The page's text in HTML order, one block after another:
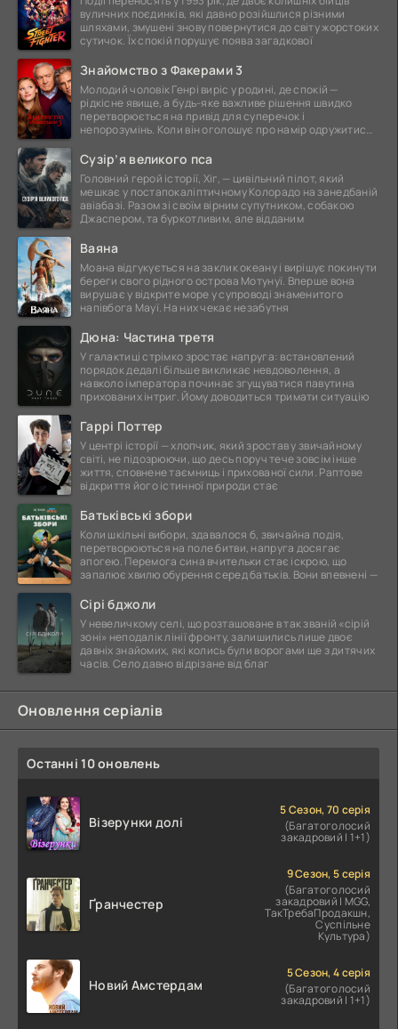
вуличних поєдинків, які давно розійшлися різними
шляхами, змушені знову повернутися до світу жорстоких
сутичок. Їх спокій порушує поява загадкової
Знайомство з Факерами 3
Молодий чоловік Генрі виріс у родині, де спокій —
рідкісне явище, а будь-яке важливе рішення швидко
перетворюється на привід для суперечок і
непорозумінь. Коли він оголошує про намір одружитися,
Сузір’я великого пса
Головний герой історії, Хіг, — цивільний пілот, який
мешкає у постапокаліптичному Колорадо на занедбаній
авіабазі. Разом зі своїм вірним супутником, собакою
Джаспером, та буркотливим, але відданим
Ваяна
Моана відгукується на заклик океану і вирішує покинути
береги свого рідного острова Мотунуї. Вперше вона
вирушає у відкрите море у супроводі знаменитого
напівбога Мауї. На них чекає незабутня
Дюна: Частина третя
У галактиці стрімко зростає напруга: встановлений
порядок дедалі більше викликає невдоволення, а
навколо імператора починає згущуватися павутина
прихованих інтриг. Йому доводиться тримати ситуацію
Гаррі Поттер
У центрі історії — хлопчик, який зростав у звичайному
світі, не підозрюючи, що десь поруч тече зовсім інше
життя, сповнене таємниць і прихованої сили. Раптове
відкриття його істинної природи стає
Батьківські збори
Коли шкільні вибори, здавалося б, звичайна подія,
перетворюються на поле битви, напруга досягає
апогею. Перемога сина вчительки стає іскрою, що
запалює хвилю обурення серед батьків. Вони впевнені —
Сірі бджоли
У невеличкому селі, що розташоване в так званій «сірій
зоні» неподалік лінії фронту, залишились лише двоє
давніх знайомих, які колись були ворогами ще з дитячих
часів. Село давно відрізане від благ
Оновлення серіалів
Останні 10 оновлень
Візерунки долі
5 Сезон, 70 серія
(Багатоголосий
закадровий | 1+1)
Ґранчестер
9 Сезон, 5 серія
(Багатоголосий
закадровий | MGG,
ТакТребаПродакшн,
Суспільне
Культура)
Новий Амстердам
5 Сезон, 4 серія
(Багатоголосий
закадровий | 1+1)